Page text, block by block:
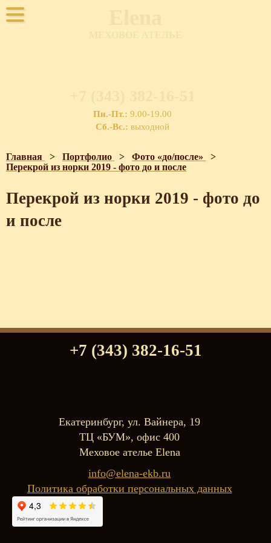
Пн.-Пт.: 9.00-19.00
Сб.-Вс.: выходной
Главная > Портфолио > Фото «до/после»
>
Перекрой из норки 2019 - фото до и после
Перекрой из норки 2019 - фото до
и после
+7 (343) 382-16-51
Екатеринбург, ул. Вайнера, 19
ТЦ «БУМ», офис 400
Меховое ателье Elena
info@elena-ekb.ru
Политика обработки персональных данных